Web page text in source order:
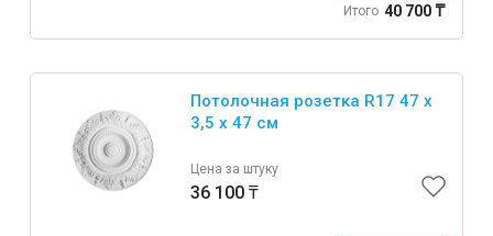
Итого 40 700 ₸
Потолочная розетка R17 47 x
3,5 x 47 см
Цена за штуку
36 100 ₸
Товары для бани и сауны
Оборудование для клининга и уборки